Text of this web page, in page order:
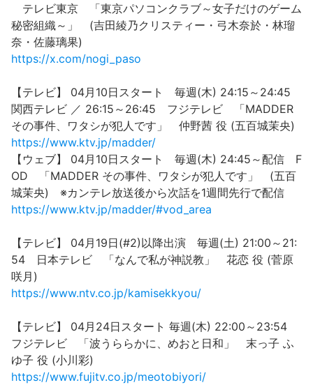
テレビ東京 「東京パソコンクラブ～女子だけのゲーム
秘密組織～」 (吉田綾乃クリスティー・弓木奈於・林瑠
奈・佐藤璃果)
https://x.com/nogi_paso
【テレビ】 04月10日スタート 毎週(木) 24:15～24:45
関西テレビ ／ 26:15～26:45 フジテレビ 「MADDER
その事件、ワタシが犯人です」 仲野茜 役 (五百城茉央)
https://www.ktv.jp/madder/
【ウェブ】 04月10日スタート 毎週(木) 24:45～配信 F
OD 「MADDER その事件、ワタシが犯人です」 (五百
城茉央) ※カンテレ放送後から次話を1週間先行で配信
https://www.ktv.jp/madder/#vod_area
【テレビ】 04月19日(#2)以降出演 毎週(土) 21:00～21:
54 日本テレビ 「なんで私が神説教」 花恋 役 (菅原
咲月)
https://www.ntv.co.jp/kamisekkyou/
【テレビ】 04月24日スタート 毎週(木) 22:00～23:54
フジテレビ 「波うららかに、めおと日和」 末っ子 ふ
ゆ子 役 (小川彩)
https://www.fujitv.co.jp/meotobiyori/